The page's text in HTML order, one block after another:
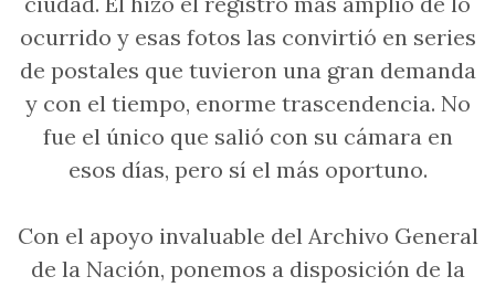
ocurrido y esas fotos las convirtió en series
de postales que tuvieron una gran demanda
y con el tiempo, enorme trascendencia. No
fue el único que salió con su cámara en
esos días, pero sí el más oportuno.
Con el apoyo invaluable del Archivo General
de la Nación, ponemos a disposición de la